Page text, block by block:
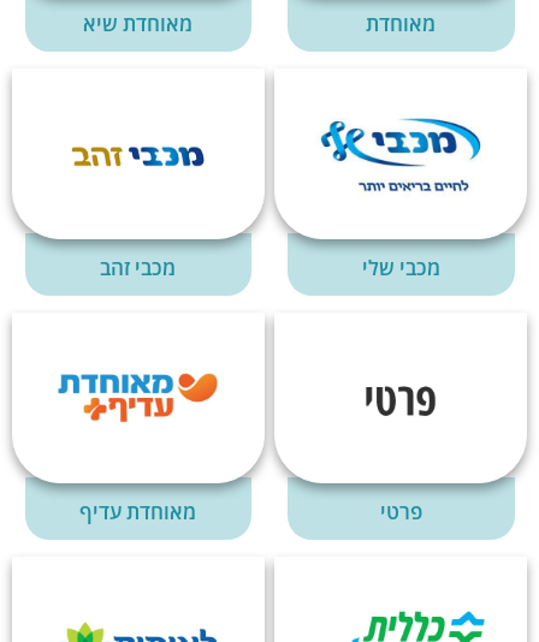
מאוחדת מאוחדת שיא
מכבי שלי מכבי זהב
פרטי מאוחדת עדיף